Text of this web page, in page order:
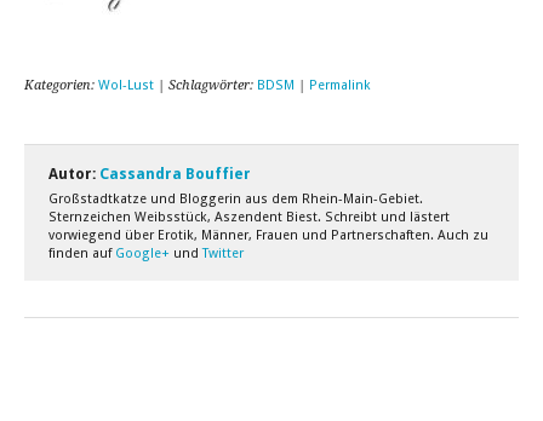
Kategorien: Wol-Lust | Schlagwörter: BDSM | Permalink
Autor: Cassandra Bouffier
Großstadtkatze und Bloggerin aus dem Rhein-Main-Gebiet.
Sternzeichen Weibsstück, Aszendent Biest. Schreibt und lästert
vorwiegend über Erotik, Männer, Frauen und Partnerschaften. Auch zu
finden auf Google+ undTwitter